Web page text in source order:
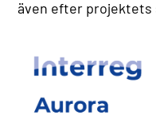
även efter projektets